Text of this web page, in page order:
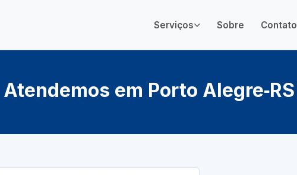
Serviços Sobre Contato
em Porto Alegre‑RS